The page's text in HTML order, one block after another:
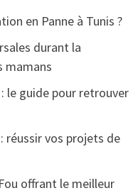
en Panne à Tunis ?
durant la
mamans
le guide pour retrouver
réussir vos projets de
offrant le meilleur